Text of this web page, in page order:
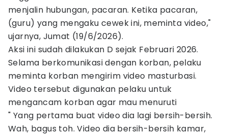
menjalin hubungan, pacaran. Ketika pacaran,
(guru) yang mengaku cewek ini, meminta video,"
ujarnya, Jumat (19/6/2026).
Aksi ini sudah dilakukan D sejak Februari 2026.
Selama berkomunikasi dengan korban, pelaku
meminta korban mengirim video masturbasi.
Video tersebut digunakan pelaku untuk
mengancam korban agar mau menuruti
" Yang pertama buat video dia lagi bersih-bersih.
Wah, bagus toh. Video dia bersih-bersih kamar,